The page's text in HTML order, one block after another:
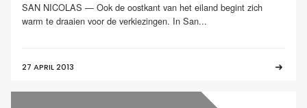
SAN NICOLAS — Ook de oostkant van het eiland begint zich
warm te draaien voor de verkiezingen. In San...
27 APRIL 2013